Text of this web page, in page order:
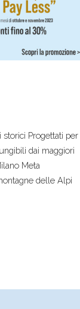
Progettati per
dai maggiori
Meta
delle Alpi